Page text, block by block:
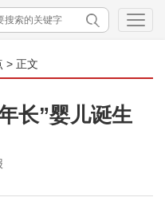
> 正文
长”婴儿诞生